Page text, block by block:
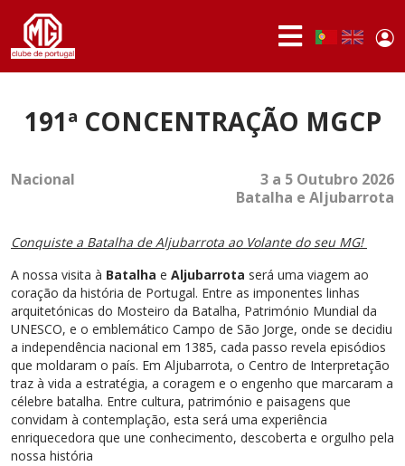
Portuguese,
English
ATIVIDADES
MARCA
MG
191ª CONCENTRAÇÃO MGCP
3 a 5 Outubro 2026
Batalha e Aljubarrota
Nacional
Conquiste a Batalha de Aljubarrota ao Volante do seu MG!
A nossa visita à Batalha e Aljubarrota será uma viagem ao
coração da história de Portugal. Entre as imponentes linhas
arquitetónicas do Mosteiro da Batalha, Património Mundial da
UNESCO, e o emblemático Campo de São Jorge, onde se decidiu
a independência nacional em 1385, cada passo revela episódios
que moldaram o país. Em Aljubarrota, o Centro de Interpretação
traz à vida a estratégia, a coragem e o engenho que marcaram a
célebre batalha. Entre cultura, património e paisagens que
convidam à contemplação, esta será uma experiência
enriquecedora que une conhecimento, descoberta e orgulho pela
nossa história